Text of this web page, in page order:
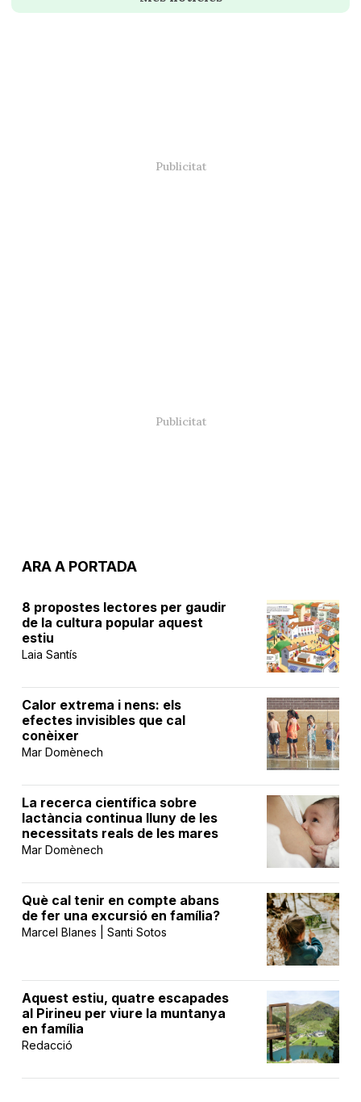
ARA A PORTADA
8 propostes lectores per gaudir
de la cultura popular aquest
estiu
Laia Santís
Calor extrema i nens: els
efectes invisibles que cal
conèixer
Mar Domènech
La recerca científica sobre
lactància continua lluny de les
necessitats reals de les mares
Mar Domènech
Què cal tenir en compte abans
de fer una excursió en família?
Marcel Blanes | Santi Sotos
Aquest estiu, quatre escapades
al Pirineu per viure la muntanya
en família
Redacció